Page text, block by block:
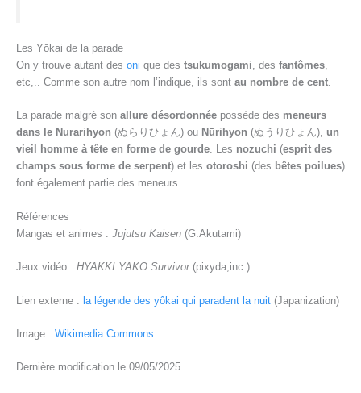
Les Yōkai de la parade
On y trouve autant des oni que des tsukumogami , des fantômes
etc,.. Comme son autre nom l’indique, ils sont au nombre de cent
La parade malgré son allure désordonnée possède des meneurs
dans le Nurarihyon (ぬらりひょん) ou Nūrihyon (ぬうりひょん), un
vieil homme à tête en forme de gourde. Les nozuchi (esprit des
champs sous forme de serpent) et les otoroshi (des bêtes poilues)
font également partie des meneurs.
Références
Mangas et animes : Jujutsu Kaisen (G.Akutami)
Jeux vidéo : HYAKKI YAKO Survivor(pixyda,inc.)
Lien externe : la légende des yôkai qui paradent la nuit (Japanization)
Image : Wikimedia Commons
Dernière modification le 09/05/2025.